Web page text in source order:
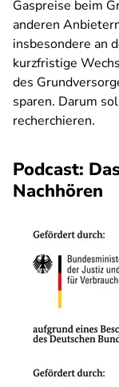
Gaspreise beim
anderen
insbesondere an
kurzfristige
des
sparen. Darum
recherchieren.
Podcast:
Nachhören